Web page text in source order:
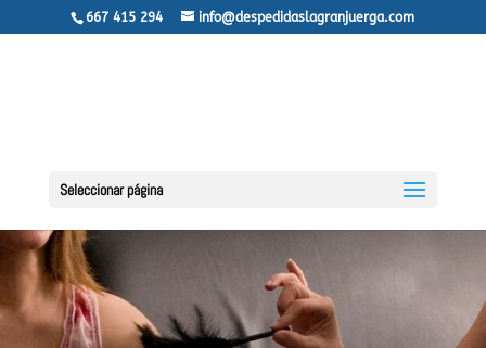
667 415 294 info@despedidaslagranjuerga.com
Seleccionar página